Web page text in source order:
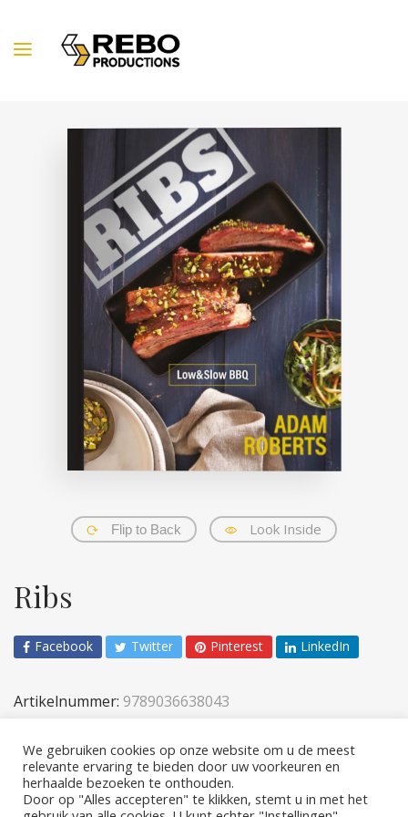
Flip to Back Look Inside
Ribs
Facebook Twitter Pinterest LinkedIn
Artikelnummer: 9789036638043
We gebruiken cookies op onze website om u de meest
relevante ervaring te bieden door uw voorkeuren en
herhaalde bezoeken te onthouden.
Door op "Alles accepteren" te klikken, stemt u in met het